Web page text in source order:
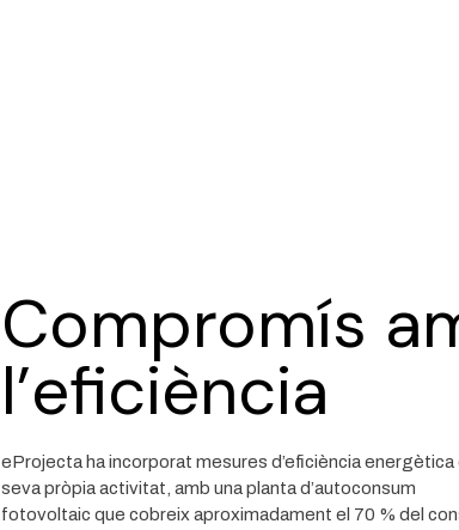
Compromís
l’eficiència
eProjecta ha incorporat mesures d’eficiència energètica
seva pròpia activitat, amb una planta d’autoconsum
fotovoltaic que cobreix aproximadament el 70 % del